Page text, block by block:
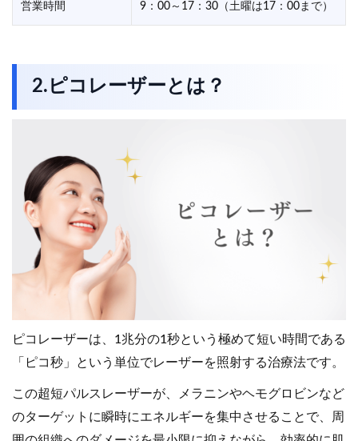
営業時間 9：00～17：30（土曜は17：00まで）
2.ピコレーザーとは？
ピコレーザーは、1兆分の1秒という極めて短い時間である
「ピコ秒」という単位でレーザーを照射する治療法です。
この超短パルスレーザーが、メラニンやヘモグロビンなど
のターゲットに瞬時にエネルギーを集中させることで、周